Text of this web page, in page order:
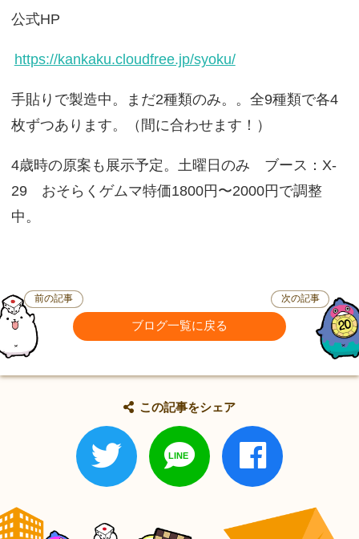
公式HP
https://kankaku.cloudfree.jp/syoku/
手貼りで製造中。まだ2種類のみ。。全9種類で各4
枚ずつあります。（間に合わせます！）
4歳時の原案も展示予定。土曜日のみ ブース：X-
29 おそらくゲムマ特価1800円〜2000円で調整
中。
前の記事
ブログ一覧に戻る
次の記事
この記事をシェア